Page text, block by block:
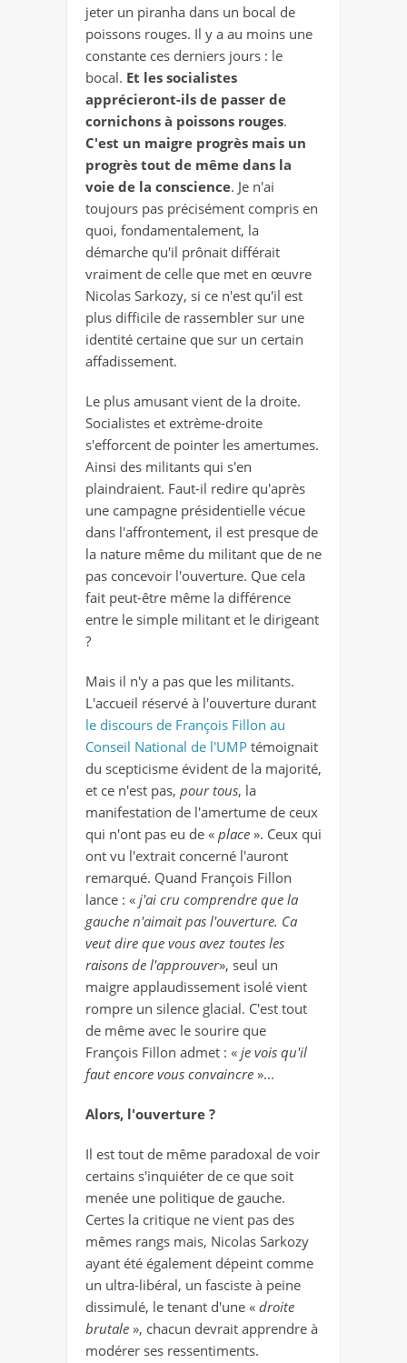
jeter un piranha dans un bocal de
poissons rouges. Il y a au moins une
constante ces derniers jours : le
bocal. Et les socialistes
apprécieront-ils de passer de
cornichons à poissons rouges.
C'est un maigre progrès mais un
progrès tout de même dans la
voie de la conscience. Je n'ai
toujours pas précisément compris en
quoi, fondamentalement, la
démarche qu'il prônait différait
vraiment de celle que met en œuvre
Nicolas Sarkozy, si ce n'est qu'il est
plus difficile de rassembler sur une
identité certaine que sur un certain
affadissement.
Le plus amusant vient de la droite.
Socialistes et extrème-droite
s'efforcent de pointer les amertumes.
Ainsi des militants qui s'en
plaindraient. Faut-il redire qu'après
une campagne présidentielle vécue
dans l'affrontement, il est presque de
la nature même du militant que de ne
pas concevoir l'ouverture. Que cela
fait peut-être même la différence
entre le simple militant et le dirigeant
?
Mais il n'y a pas que les militants.
L'accueil réservé à l'ouverture durant
le discours de François Fillon au
Conseil National de l'UMP témoignait
du scepticisme évident de la majorité,
et ce n'est pas, pour tous, la
manifestation de l'amertume de ceux
qui n'ont pas eu de « place ». Ceux qui
ont vu l'extrait concerné l'auront
remarqué. Quand François Fillon
lance : « j'ai cru comprendre que la
gauche n'aimait pas l'ouverture. Ca
veut dire que vous avez toutes les
raisons de l'approuver», seul un
maigre applaudissement isolé vient
rompre un silence glacial. C'est tout
de même avec le sourire que
François Fillon admet : « je vois qu'il
faut encore vous convaincre »...
Alors, l'ouverture ?
Il est tout de même paradoxal de voir
certains s'inquiéter de ce que soit
menée une politique de gauche.
Certes la critique ne vient pas des
mêmes rangs mais, Nicolas Sarkozy
ayant été également dépeint comme
un ultra-libéral, un fasciste à peine
dissimulé, le tenant d'une « droite
brutale », chacun devrait apprendre à
modérer ses ressentiments.